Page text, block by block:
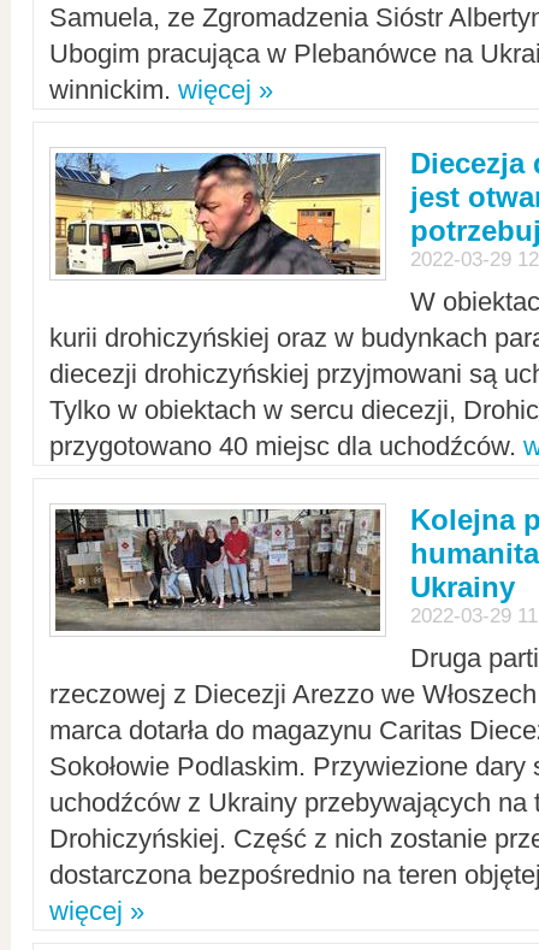
Samuela, ze Zgromadzenia Sióstr
Ubogim pracująca w Plebanówce na
winnickim. więcej »
Diecezja
jest
2022-03-29
W
kurii drohiczyńskiej oraz w budynkach
diecezji drohiczyńskiej przyjmowani są
Tylko w obiektach w sercu diecezji,
przygotowano 40 miejsc dla uchodźców.
Kolejna
Ukrainy
2022-03-29
Druga
rzeczowej z Diecezji Arezzo we
marca dotarła do magazynu Caritas
Sokołowie Podlaskim. Przywiezione dary
uchodźców z Ukrainy przebywających na
Drohiczyńskiej. Część z nich zostanie
dostarczona bezpośrednio na teren
więcej »